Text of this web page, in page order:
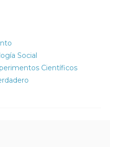
Social
Científicos